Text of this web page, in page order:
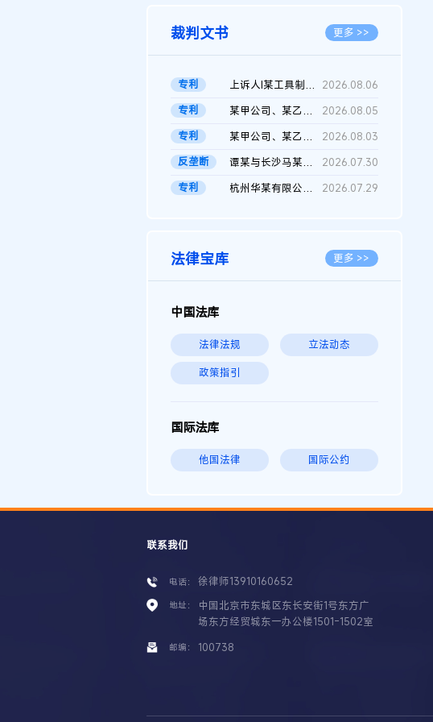
裁判文书 更多 >>
专利 上诉人I某工具制品有限公司与被上诉人程某及一审被告中华人民共和...
2026.08.06
专利
某甲公司、某乙公司、某丙公司申请诉前行为保全复议裁定书
2026.08.05
专利
某甲公司、某乙公司、官某与某丙公司专利申请权权属纠纷 二审判决...
2026.08.03
反垄断
谭某与长沙马某堆农产品股份有限公司滥用市场支配地位纠纷二审裁...
2026.07.30
专利
杭州华某有限公司与菲某有限公司侵害发明专利权纠纷 2026.07.29
法律宝库 更多 >>
中国法库
法律法规 立法动态
政策指引
国际法库
他国法律 国际公约
联系我们
电话： 徐律师13910160652
地址：
中国北京市东城区东长安街1号东方广
场东方经贸城东一办公楼1501-1502室
邮编： 100738